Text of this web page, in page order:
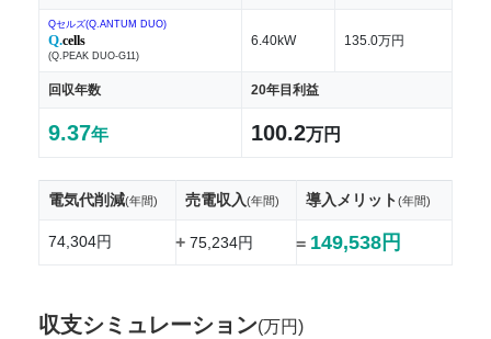
Qセルズ(Q.ANTUM DUO)
Q.cells
(Q.PEAK DUO-G11)
6.40kW 135.0万円
回収年数 20年目利益
9.37年 100.2万円
電気代削減(年間) 売電収入(年間) 導入メリット(年間)
74,304円 +75,234円 = 149,538円
収支シミュレーション(万円)